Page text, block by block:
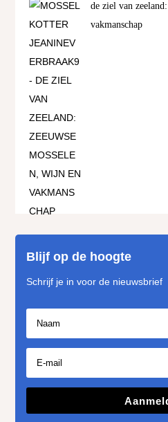
de ziel van
vakmanschap
Blijf op de hoogte
Schrijf je in voor de nieuwsbrief